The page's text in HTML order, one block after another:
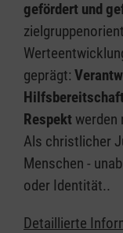
gefördert und
geprägt:
Respektwerden
Als christlicher
Menschen -
oder Identität..
Detaillierte